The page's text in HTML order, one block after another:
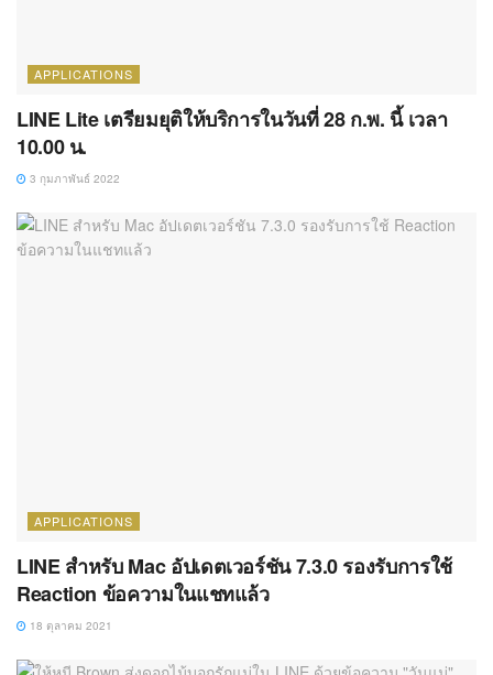
APPLICATIONS
LINE Lite เตรียมยุติให้บริการในวันที่ 28 ก.พ. นี้ เวลา
10.00 น.
3 กุมภาพันธ์ 2022
APPLICATIONS
LINE สำหรับ Mac อัปเดตเวอร์ชัน 7.3.0 รองรับการใช้
Reaction ข้อความในแชทแล้ว
18 ตุลาคม 2021